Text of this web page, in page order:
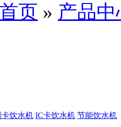
页 » 产品中
卡饮水机 IC卡饮水机 节能饮水机